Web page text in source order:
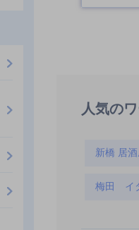
人気の
新橋 居
梅田 イ